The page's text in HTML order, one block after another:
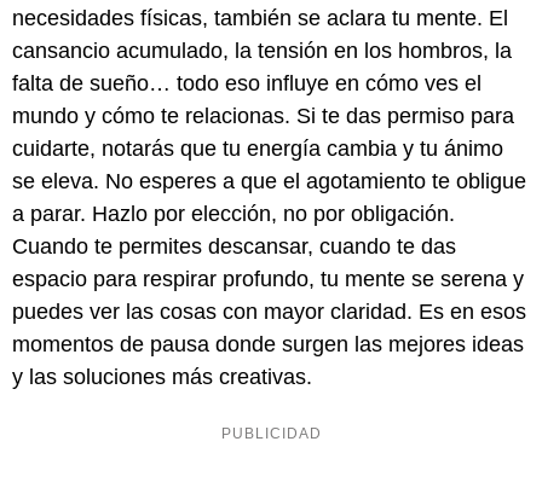
necesidades físicas, también se aclara tu mente. El
cansancio acumulado, la tensión en los hombros, la
falta de sueño… todo eso influye en cómo ves el
mundo y cómo te relacionas. Si te das permiso para
cuidarte, notarás que tu energía cambia y tu ánimo
se eleva. No esperes a que el agotamiento te obligue
a parar. Hazlo por elección, no por obligación.
Cuando te permites descansar, cuando te das
espacio para respirar profundo, tu mente se serena y
puedes ver las cosas con mayor claridad. Es en esos
momentos de pausa donde surgen las mejores ideas
y las soluciones más creativas.